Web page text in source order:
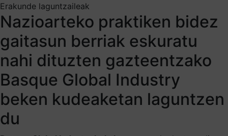
Erakunde laguntzaileak
Nazioarteko praktiken bidez
gaitasun berriak eskuratu
nahi dituzten gazteentzako
Basque Global Industry
beken kudeaketan laguntzen
du